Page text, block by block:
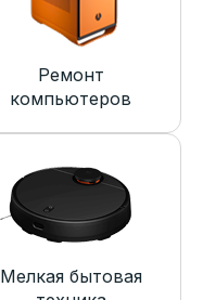
Ремонт
компьютеров
Мелкая бытовая